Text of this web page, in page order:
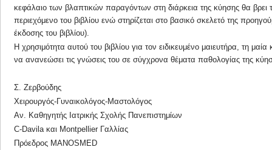
κεφάλαιο των βλαπτικών παραγόντων στη διάρκεια της κύησης θα
περιεχόμενο του βιβλίου ενώ στηρίζεται στο βασικό σκελετό της
έκδοσης του βιβλίου).
Η χρησιμότητα αυτού του βιβλίου για τον ειδικευμένο μαιευτήρα, τη
να ανανεώσει τις γνώσεις του σε σύγχρονα θέματα παθολογίας της
Σ. Ζερβούδης
Χειρουργός-Γυναικολόγος-Μαστολόγος
Αν. Καθηγητής Ιατρικής Σχολής Πανεπιστημίων
C-Davila και Montpellier Γαλλίας
Πρόεδρος MANΟSMED